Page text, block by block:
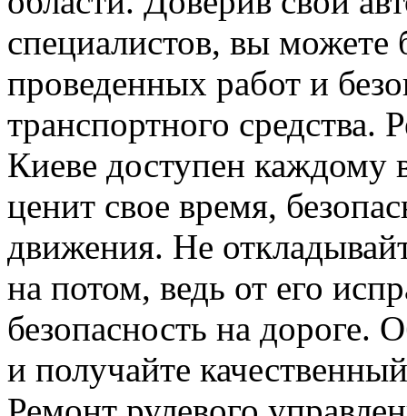
специалистов, вы можете
проведенных работ и
транспортного средства.
Киеве доступен каждому
ценит свое время,
движения. Не
на потом, ведь от его
безопасность на дороге.
и получайте